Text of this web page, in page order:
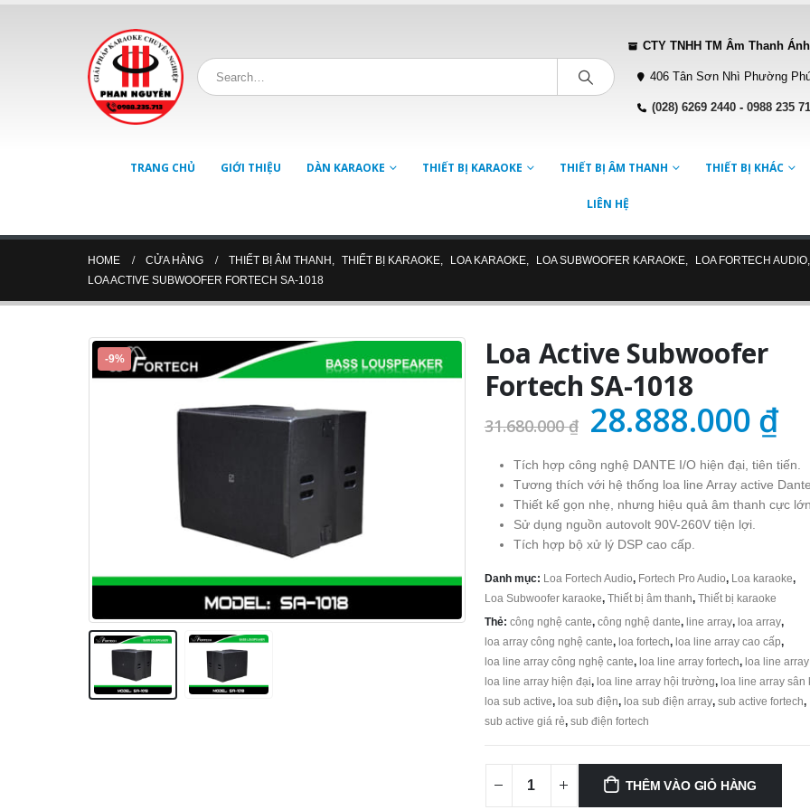
CTY TNHH TM Âm Thanh
406 Tân Sơn Nhì Phường
(028) 6269 2440 -0988 235
TRANG CHỦ GIỚI THIỆU DÀN KARAOKE THIẾT BỊ KARAOKE THIẾT BỊ ÂM THANH THIẾT BỊ KHÁC
LIÊN HỆ
HOME CỬA HÀNG THIẾT BỊ ÂM THANH , THIẾT BỊ KARAOKE, LOA KARAOKE, LOA SUBWOOFER KARAOKE, LOA FORTECH AUDIO,
LOA ACTIVE SUBWOOFER FORTECH SA-1018
-9%
Loa Active Subwoofer
Fortech SA-1018
31.680.000₫ Giá
gốc
là:
31.680.000 ₫.
28.888.000 ₫Giá
là:
Tích hợp công nghệ DANTE I/O hiện đại, tiên tiến.
Tương thích với hệ thống loa line Array active Dante.
Thiết kế gọn nhẹ, nhưng hiệu quả âm thanh cực lớn.
Sử dụng nguồn autovolt 90V-260V tiện lợi.
Tích hợp bộ xử lý DSP cao cấp.
Danh mục: Loa Fortech Audio, Fortech Pro Audio, Loa karaoke,
Loa Subwoofer karaoke, Thiết bị âm thanh, Thiết bị karaoke
Thẻ: công nghệ cante, công nghệ dante, line array, loa array,
loa array công nghệ cante, loa fortech, loa line array cao cấp,
loa line array công nghệ cante, loa line array fortech, loa line
loa line array hiện đại, loa line array hội trường, loa line array sân
loa sub active, loa sub điện, loa sub điện array, sub active fortech,
sub active giá rẻ, sub điện fortech
THÊM VÀO GIỎ HÀNG